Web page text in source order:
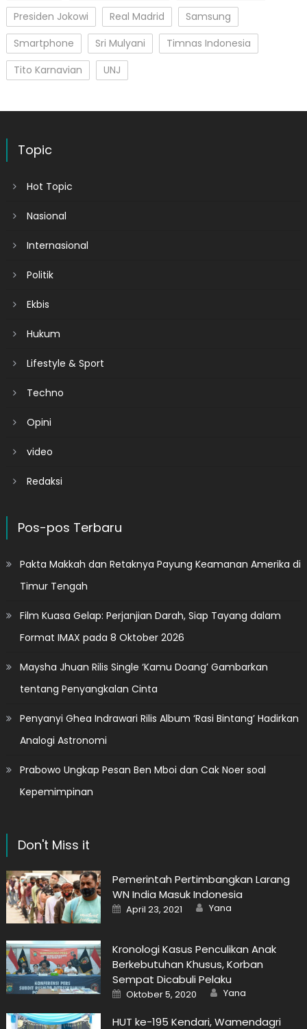
Presiden Jokowi
Real Madrid
Samsung
Smartphone
Sri Mulyani
Timnas Indonesia
Tito Karnavian
UNJ
Topic
Hot Topic
Nasional
Internasional
Politik
Ekbis
Hukum
Lifestyle & Sport
Techno
Opini
video
Redaksi
Pos-pos Terbaru
Pakta Makkah dan Retaknya Payung Keamanan Amerika di
Timur Tengah
Film Kuasa Gelap: Perjanjian Darah, Siap Tayang dalam
Format IMAX pada 8 Oktober 2026
Maysha Jhuan Rilis Single ‘Kamu Doang’ Gambarkan
tentang Penyangkalan Cinta
Penyanyi Ghea Indrawari Rilis Album ‘Rasi Bintang’ Hadirkan
Analogi Astronomi
Prabowo Ungkap Pesan Ben Mboi dan Cak Noer soal
Kepemimpinan
Don't Miss it
Pemerintah Pertimbangkan Larang
WN India Masuk Indonesia
Posted
on
April 23, 2021 Author
Yana
Kronologi Kasus Penculikan Anak
Berkebutuhan Khusus, Korban
Sempat Dicabuli Pelaku
Posted
on
Oktober 5, 2020 Author
Yana
HUT ke-195 Kendari, Wamendagri